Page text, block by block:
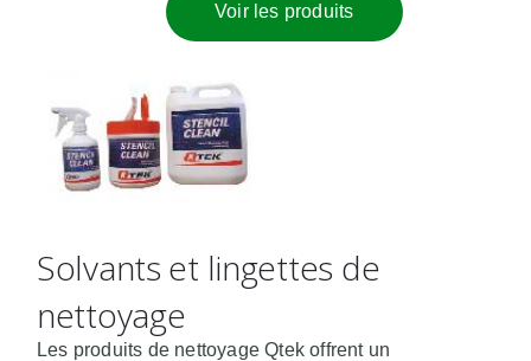
Voir les produits
Solvants et lingettes de
nettoyage
Les produits de nettoyage Qtek offrent un